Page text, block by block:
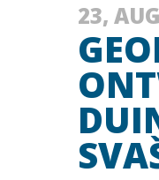
23,